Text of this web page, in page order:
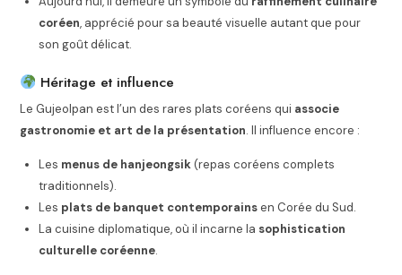
coréen, apprécié pour sa beauté visuelle autant que pour
son goût délicat.
Héritage et influence
Le Gujeolpan est l’un des rares plats coréens qui associe
gastronomie et art de la présentation. Il influence encore :
Les menus de hanjeongsik(repas coréens complets
traditionnels).
Les plats de banquet contemporainsen Corée du Sud.
La cuisine diplomatique, où il incarne la sophistication
culturelle coréenne.